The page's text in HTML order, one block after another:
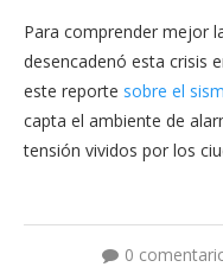
Para comprender mejor
desencadenó esta crisis
este reporte sobre el
capta el ambiente de
tensión vividos por los
0